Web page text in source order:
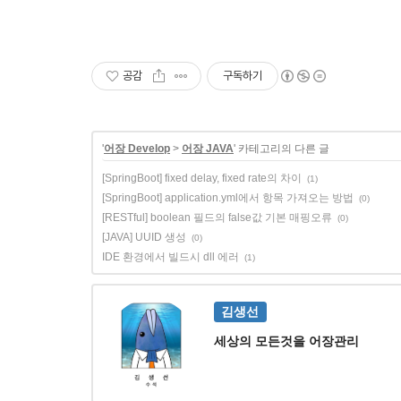
공감 구독하기
'어장 Develop > 어장 JAVA' 카테고리의 다른 글
[SpringBoot] fixed delay, fixed rate의 차이 (1)
[SpringBoot] application.yml에서 항목 가져오는 방법 (0)
[RESTful] boolean 필드의 false값 기본 매핑오류 (0)
[JAVA] UUID 생성 (0)
IDE 환경에서 빌드시 dll 에러 (1)
김생선
세상의 모든것을 어장관리